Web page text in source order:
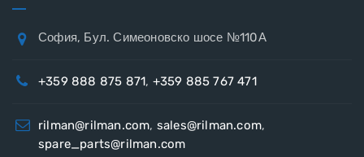
София, Бул. Симеоновско шосе №110А
+359 888 875 871, +359 885 767 471
rilman@rilman.com, sales@rilman.com,
spare_parts@rilman.com